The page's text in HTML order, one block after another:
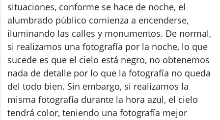
situaciones, conforme se hace de noche, el
alumbrado público comienza a encenderse,
iluminando las calles y monumentos. De normal,
si realizamos una fotografía por la noche, lo que
sucede es que el cielo está negro, no obtenemos
nada de detalle por lo que la fotografía no queda
del todo bien. Sin embargo, si realizamos la
misma fotografía durante la hora azul, el cielo
tendrá color, teniendo una fotografía mejor